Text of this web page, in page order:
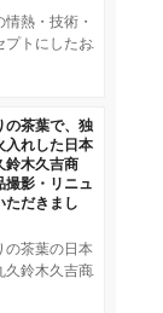
情熱・技術・
プトにしたお
伝（いっし
の茶葉で、独
入れした日本
鈴木久吉商
撮影・リニュ
ただきまし
の茶葉の日本
久鈴木久吉商
サイト」の